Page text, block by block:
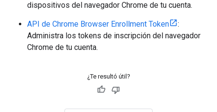
dispositivos del navegador Chrome de tu cuenta.
API de Chrome Browser Enrollment Token
:
Administra los tokens de inscripción del navegador
Chrome de tu cuenta.
¿Te resultó útil?